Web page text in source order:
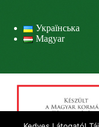
Українська
Magyar